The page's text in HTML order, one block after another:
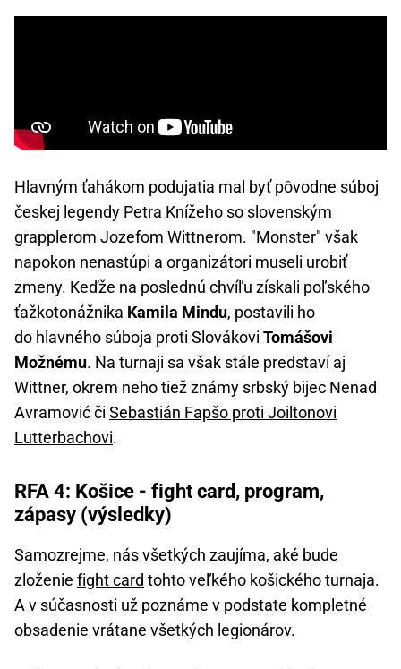
Hlavným ťahákom podujatia mal byť pôvodne súboj
českej legendy Petra Knížeho so slovenským
grapplerom Jozefom Wittnerom. "Monster" však
napokon nenastúpi a organizátori museli urobiť
zmeny. Keďže na poslednú chvíľu získali poľského
ťažkotonážnika Kamila Mindu, postavili ho
do hlavného súboja proti Slovákovi Tomášovi
Možnému. Na turnaji sa však stále predstaví aj
Wittner, okrem neho tiež známy srbský bijec Nenad
Avramović či Sebastián Fapšo proti Joiltonovi
Lutterbachovi.
RFA 4: Košice - fight card, program,
zápasy (výsledky)
Samozrejme, nás všetkých zaujíma, aké bude
zloženie fight card tohto veľkého košického turnaja.
A v súčasnosti už poznáme v podstate kompletné
obsadenie vrátane všetkých legionárov.